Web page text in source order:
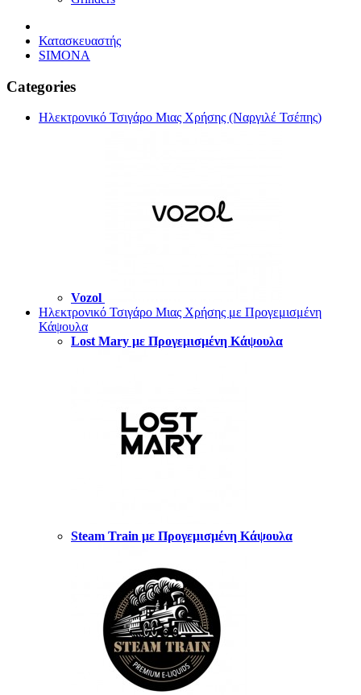
Κατασκευαστής
SIMONA
Categories
Ηλεκτρονικό Τσιγάρο Μιας Χρήσης (Ναργιλέ Τσέπης)
Vozol
Ηλεκτρονικό Τσιγάρο Μιας Χρήσης με Προγεμισμένη
Κάψουλα
Lost Mary με Προγεμισμένη Κάψουλα
Steam Train με Προγεμισμένη Κάψουλα